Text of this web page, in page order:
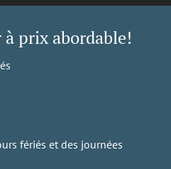
à prix abordable!
fériés et des journées